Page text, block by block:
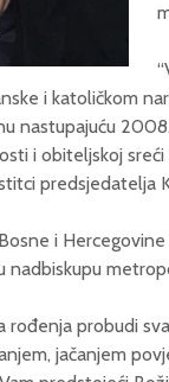
i katoličkom
nastupajuću
i obiteljskoj
predsjedatelja
i
nadbiskupu
rođenja probudi
jačanjem